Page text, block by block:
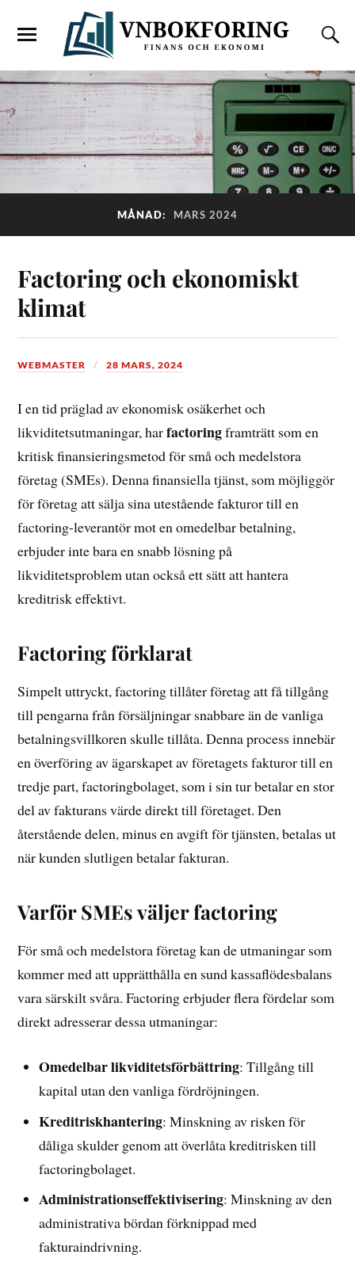
MÅNAD: MARS 2024
Factoring och ekonomiskt
klimat
WEBMASTER 28 MARS, 2024
I en tid präglad av ekonomisk osäkerhet och
likviditetsutmaningar, harfactoringframträtt som en
kritisk finansieringsmetod för små och medelstora
företag (SMEs). Denna finansiella tjänst, som möjliggör
för företag att sälja sina utestående fakturor till en
factoring-leverantör mot en omedelbar betalning,
erbjuder inte bara en snabb lösning på
likviditetsproblem utan också ett sätt att hantera
kreditrisk effektivt.
Factoring förklarat
Simpelt uttryckt, factoring tillåter företag att få tillgång
till pengarna från försäljningar snabbare än de vanliga
betalningsvillkoren skulle tillåta. Denna process innebär
en överföring av ägarskapet av företagets fakturor till en
tredje part, factoringbolaget, som i sin tur betalar en stor
del av fakturans värde direkt till företaget. Den
återstående delen, minus en avgift för tjänsten, betalas ut
när kunden slutligen betalar fakturan.
Varför SMEs väljer factoring
För små och medelstora företag kan de utmaningar som
kommer med att upprätthålla en sund kassaflödesbalans
vara särskilt svåra. Factoring erbjuder flera fördelar som
direkt adresserar dessa utmaningar:
Omedelbar likviditetsförbättring: Tillgång till
kapital utan den vanliga fördröjningen.
Kreditriskhantering: Minskning av risken för
dåliga skulder genom att överlåta kreditrisken till
factoringbolaget.
Administrationseffektivisering: Minskning av den
administrativa bördan förknippad med
fakturaindrivning.